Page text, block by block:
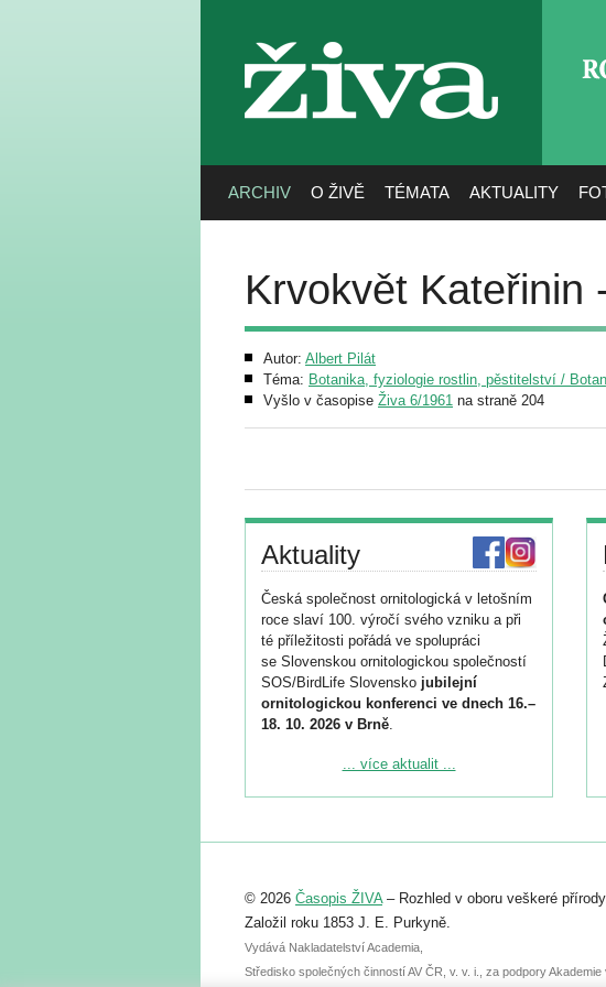
živa
ARCHIV O ŽIVĚ TÉMATA AKTUALITY
Krvokvět Kateřinin
Autor: Albert Pilát
Téma: Botanika, fyziologie rostlin, pěstitelství /
Vyšlo v časopise Živa 6/1961 na straně 204
Aktuality
Česká společnost ornitologická v letošním
roce slaví 100. výročí svého vzniku a při
té příležitosti pořádá ve spolupráci
se Slovenskou ornitologickou společností
SOS/BirdLife Slovensko jubilejní
ornitologickou konferenci ve dnech 16.–
18. 10. 2026 v Brně.
Podrobnější informace ke konferenci
Registrovat se můžete do 6. září.
abstraktu přihlášené přednášky nebo
posteru je už 30. června.
... více aktualit ...
© 2026 Časopis ŽIVA– Rozhled v oboru veškeré
Založil roku 1853 J. E. Purkyně.
Vydává Nakladatelství Academia,
Středisko společných činností AV ČR, v. v. i., za podpory Akademie